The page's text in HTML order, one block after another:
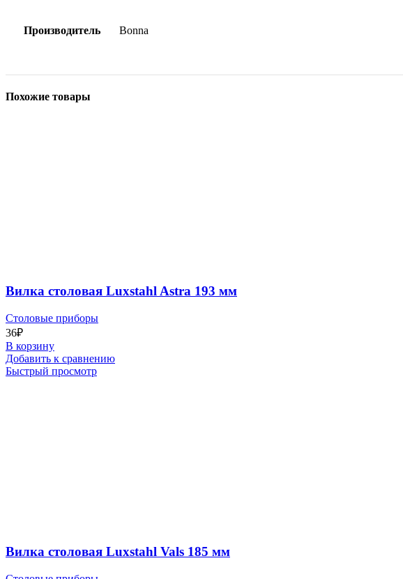
Производитель Bonna
Похожие товары
Вилка столовая Luxstahl Astra 193 мм
Столовые приборы
36₽
В корзину
Добавить к сравнению
Быстрый просмотр
Вилка столовая Luxstahl Vals 185 мм